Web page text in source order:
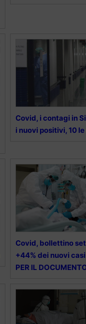
Covid, i contagi in
i nuovi positivi, 10
Covid, bollettino
+44% dei nuovi
PER IL